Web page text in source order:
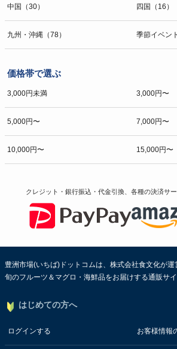
中国（30） 四国（16）
九州・沖縄（78） 季節イベン
価格帯で選ぶ
3,000円未満 3,000円〜
5,000円〜 7,000円〜
10,000円〜 15,000円〜
クレジット・銀行振込・代金引換、各種の決済サ
豊洲市場(いちば)ドットコムは、株式会社食文化が
旬のフルーツ＆マグロ・海鮮品をお届けする通販サ
はじめての方へ
ログインする お客様情報